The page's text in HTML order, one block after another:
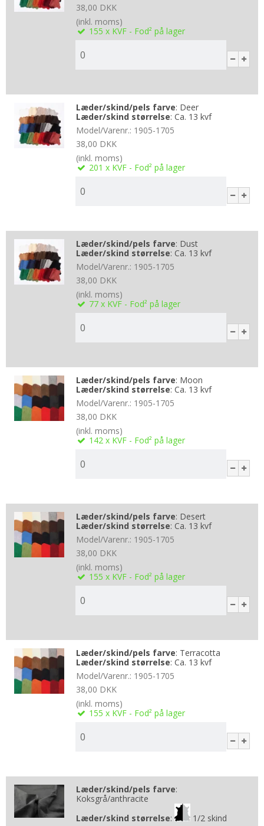
38,00 DKK
(inkl. moms)
155 x KVF - Fod² på lager
Læder/skind/pels farve: Deer
Læder/skind størrelse: Ca. 13 kvf
Model/Varenr.: 1905-1705
38,00 DKK
(inkl. moms)
201 x KVF - Fod² på lager
Læder/skind/pels farve: Dust
Læder/skind størrelse: Ca. 13 kvf
Model/Varenr.: 1905-1705
38,00 DKK
(inkl. moms)
77 x KVF - Fod² på lager
Læder/skind/pels farve: Moon
Læder/skind størrelse: Ca. 13 kvf
Model/Varenr.: 1905-1705
38,00 DKK
(inkl. moms)
142 x KVF - Fod² på lager
Læder/skind/pels farve: Desert
Læder/skind størrelse: Ca. 13 kvf
Model/Varenr.: 1905-1705
38,00 DKK
(inkl. moms)
155 x KVF - Fod² på lager
Læder/skind/pels farve: Terracotta
Læder/skind størrelse: Ca. 13 kvf
Model/Varenr.: 1905-1705
38,00 DKK
(inkl. moms)
155 x KVF - Fod² på lager
Læder/skind/pels farve:
Koksgrå/anthracite
Læder/skind størrelse: 1/2 skind